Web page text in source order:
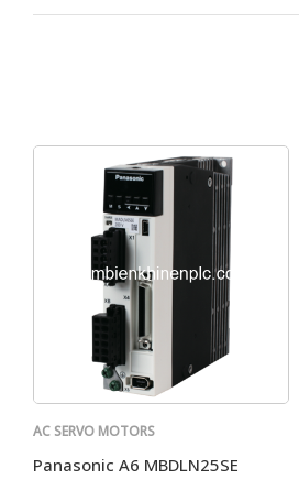
AC SERVO MOTORS
Panasonic A6 MBDLN25SE